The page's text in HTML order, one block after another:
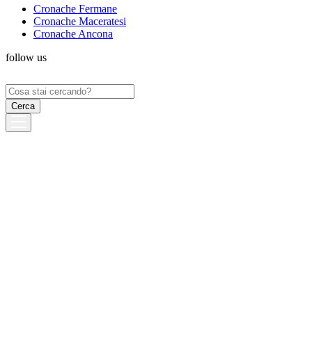
Cronache Fermane
Cronache Maceratesi
Cronache Ancona
follow us
Ricerca
per: